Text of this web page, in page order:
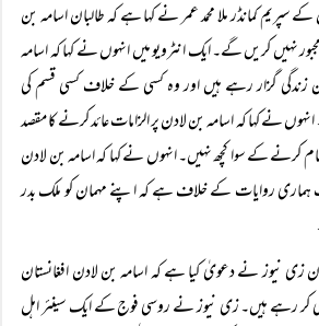
سپریم کمانڈر ملا محمد عمر نے کہا ہے کہ طالبان اسامہ بن
نہیں کریں گے۔ ایک انٹرویو میں انہوں نے کہا کہ اسامہ
زندگی گزار رہے ہیں اور وہ کسی کے خلاف کسی قسم کی
نے کہا کہ اسامہ بن لادن پر الزامات عائد کرنے کا مقصد
کرنے کے سوا کچھ نہیں۔ انہوں نے کہا کہ اسامہ بن لادن
ہماری روایات کے خلاف ہے کہ اپنے مہمان کو ملک بدر
زی نیوز نے دعویٰ کیا ہے کہ اسامہ بن لادن افغانستان
کر رہے ہیں۔ زی نیوز نے روسی فوج کے ایک سینئر اہل